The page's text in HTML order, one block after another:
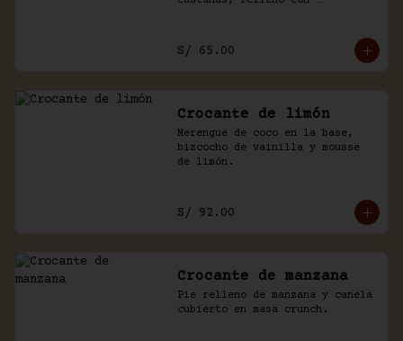
S/ 65.00
Crocante de limón
Merengue de coco en la base,
bizcocho de vainilla y mousse
de limón.
S/ 92.00
Crocante de manzana
Pie relleno de manzana y canela
cubierto en masa crunch.